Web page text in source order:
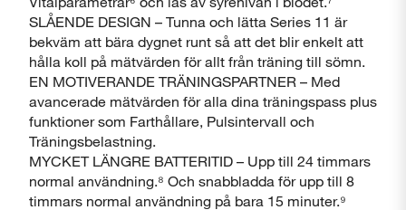
SLÅENDE DESIGN – Tunna och lätta Series 11 är
bekväm att bära dygnet runt så att det blir enkelt att
hålla koll på mätvärden för allt från träning till sömn.
EN MOTIVERANDE TRÄNINGSPARTNER – Med
avancerade mätvärden för alla dina träningspass plus
funktioner som Farthållare, Pulsintervall och
Träningsbelastning.
MYCKET LÄNGRE BATTERITID – Upp till 24 timmars
normal användning.⁸ Och snabbladda för upp till 8
timmars normal användning på bara 15 minuter.⁹